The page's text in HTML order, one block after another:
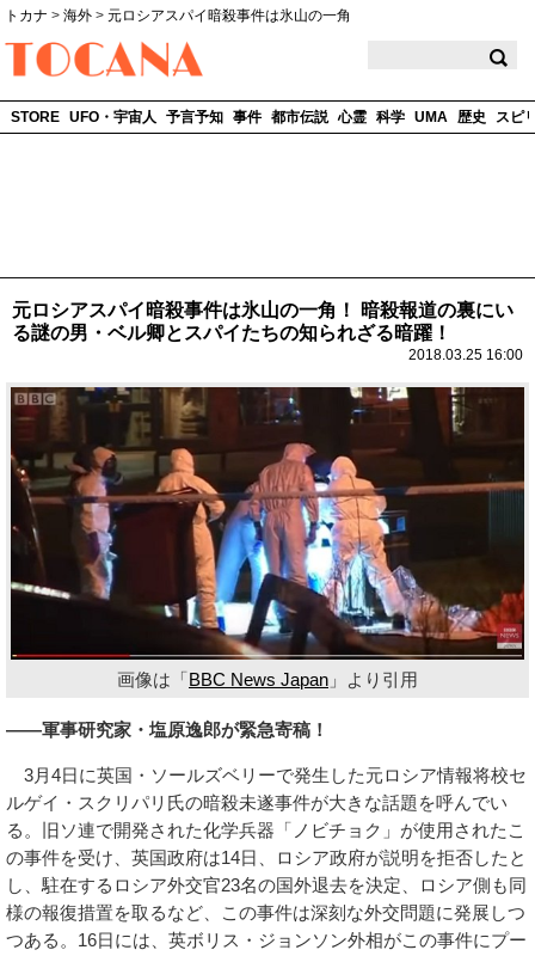
トカナ > 海外 > 元ロシアスパイ暗殺事件は氷山の一角
STORE UFO・宇宙人 予言予知 事件 都市伝説 心霊 科学 UMA 歴史 スピ
元ロシアスパイ暗殺事件は氷山の一角！ 暗殺報道の裏にい
る謎の男・ベル卿とスパイたちの知られざる暗躍！
2018.03.25 16:00
画像は「BBC News Japan 」より引用
――軍事研究家・塩原逸郎が緊急寄稿！
3月4日に英国・ソールズベリーで発生した元ロシア情報将校セ
ルゲイ・スクリパリ氏の暗殺未遂事件が大きな話題を呼んでい
る。旧ソ連で開発された化学兵器「ノビチョク」が使用されたこ
の事件を受け、英国政府は14日、ロシア政府が説明を拒否したと
し、駐在するロシア外交官23名の国外退去を決定、ロシア側も同
様の報復措置を取るなど、この事件は深刻な外交問題に発展しつ
つある。16日には、英ボリス・ジョンソン外相がこの事件にプー